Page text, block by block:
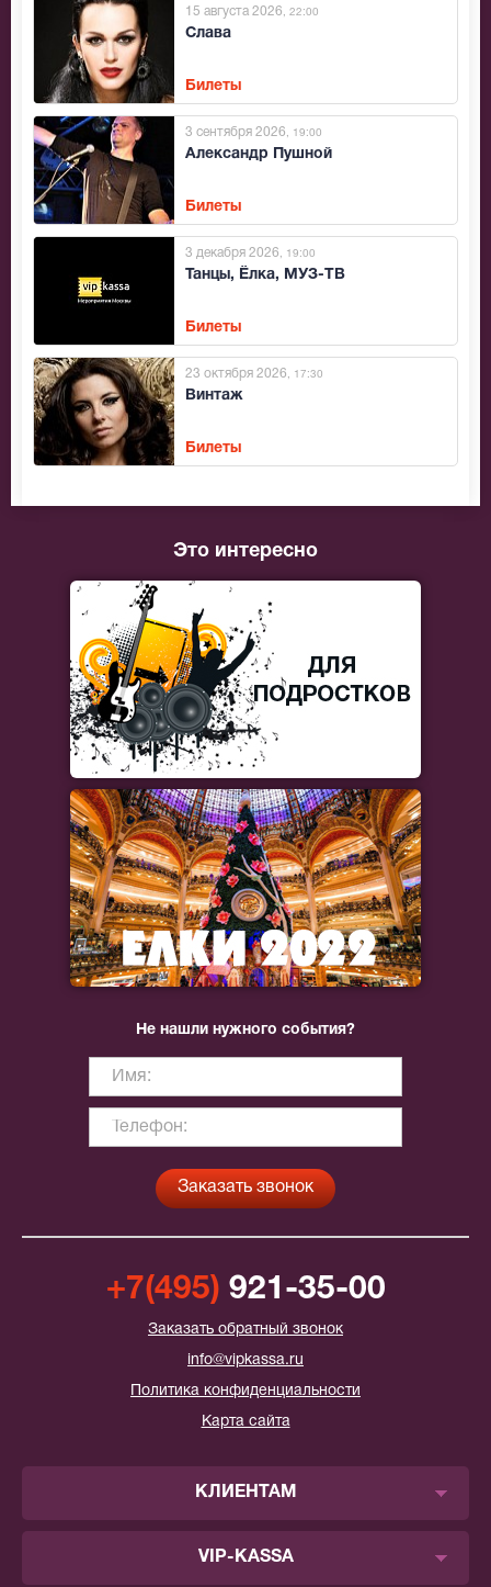
Слава
15 августа 2026 , 22:00
Билеты
Александр Пушной
3 сентября 2026 , 19:00
Билеты
Танцы, Ёлка, МУЗ-ТВ
3 декабря 2026 , 19:00
Билеты
Винтаж
23 октября 2026 , 17:30
Билеты
Это интересно
Не нашли нужного события?
+7(495) 921-35-00
Заказать обратный звонок
info@vipkassa.ru
Политика конфиденциальности
Карта сайта
КЛИЕНТАМ
VIP-KASSA